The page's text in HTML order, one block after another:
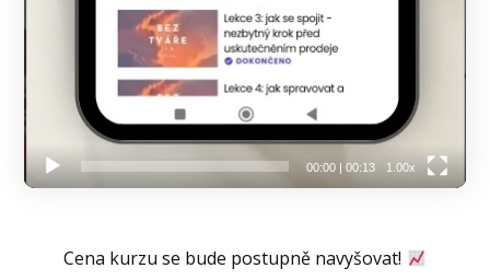
00:00| 00:13 1.00x
Cena kurzu se bude postupně navyšovat!